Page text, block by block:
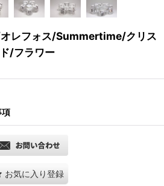
レフォス/Summertime/クリス
/フラワー
項
お気に入り登録